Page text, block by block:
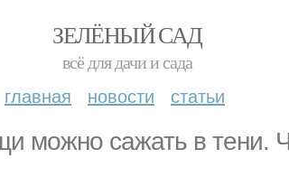
ЗЕЛЁНЫЙ САД
всё для дачи и сада
главная новости статьи
можно сажать в тени.